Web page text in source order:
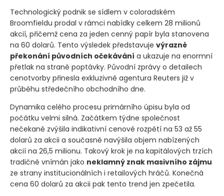
Technologický podnik se sídlem v coloradském
Broomfieldu prodal v rámci nabídky celkem 28 milionů
akcií, přičemž cena za jeden cenný papír byla stanovena
na 60 dolarů. Tento výsledek představuje výrazné
překonání původních očekávání a ukazuje na enormní
přetlak na straně poptávky. Původní zprávy o detailech
cenotvorby přinesla exkluzivně agentura Reuters již v
průběhu středečního obchodního dne.
Dynamika celého procesu primárního úpisu byla od
počátku velmi silná. Začátkem týdne společnost
nečekaně zvýšila indikativní cenové rozpětí na 53 až 55
dolarů za akcii a současně navýšila objem nabízených
akcií na 26,5 milionu. Takový krok je na kapitálových trzích
tradičně vnímán jako neklamný znak masivního zájmu
ze strany institucionálních i retailových hráčů. Konečná
cena 60 dolarů za akcii pak tento trend jen zpečetila.